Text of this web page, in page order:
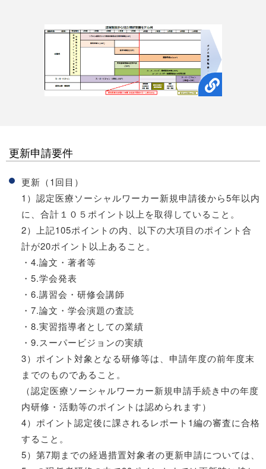
更新申請要件
更新（1回目）
1）認定医療ソーシャルワーカー新規申請後から5年以内
に、合計１０５ポイント以上を取得していること。
2）上記105ポイントの内、以下の大項目のポイント合
計が20ポイント以上あること。
・4.論文・著者等
・5.学会発表
・6.講習会・研修会講師
・7.論文・学会演題の査読
・8.実習指導者としての業績
・9.スーパービジョンの実績
3）ポイント対象となる研修等は、申請年度の前年度末
までのものであること。
（認定医療ソーシャルワーカー新規申請手続き中の年度
内研修・活動等のポイントは認められます）
4）ポイント認定後に課されるレポート1編の審査に合格
すること。
5）第7期までの経過措置対象者の更新申請については、